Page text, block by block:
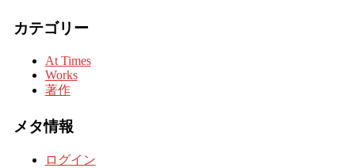
カテゴリー
At Times
Works
著作
メタ情報
ログイン